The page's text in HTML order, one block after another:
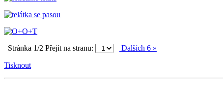
Stránka 1/2 Přejít na stranu: Dalších 6 »
Tisknout